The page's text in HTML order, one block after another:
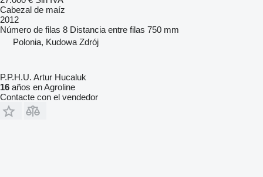
Cabezal de maíz
2012
Número de filas 8 Distancia entre filas 750 mm
Polonia, Kudowa Zdrój
P.P.H.U. Artur Hucaluk
16 años en Agroline
Contacte con el vendedor